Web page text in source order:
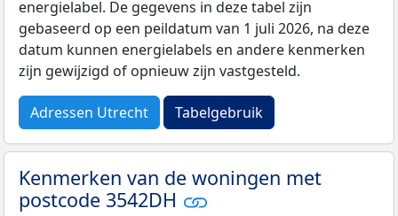
energielabel. De gegevens in deze tabel zijn
gebaseerd op een peildatum van 1 juli 2026, na deze
datum kunnen energielabels en andere kenmerken
zijn gewijzigd of opnieuw zijn vastgesteld.
Adressen Utrecht Tabelgebruik
Kenmerken van de woningen met
postcode 3542DH